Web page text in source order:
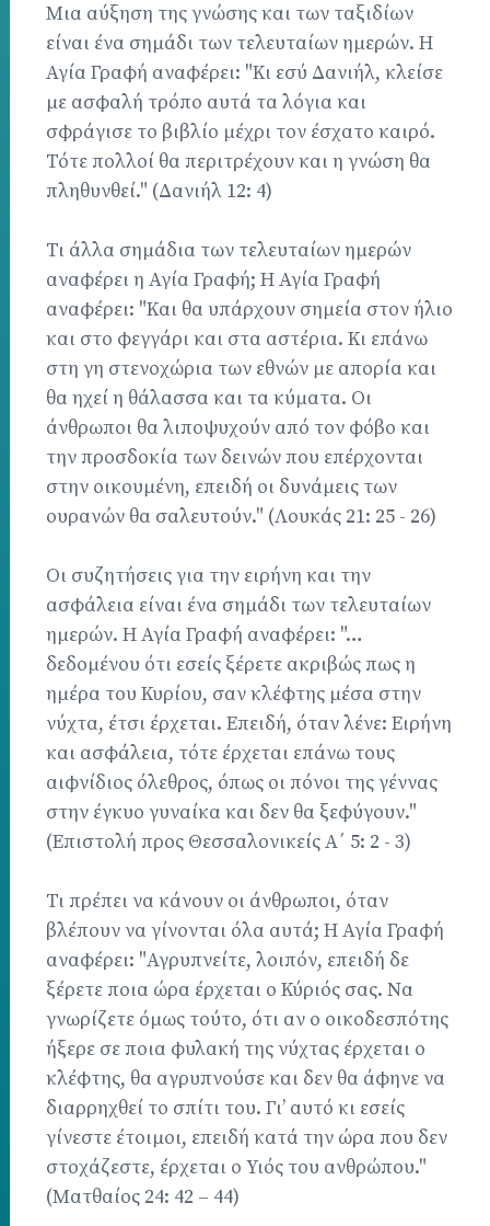
Μια αύξηση της γνώσης και των ταξιδίων
είναι ένα σημάδι των τελευταίων ημερών. Η
Αγία Γραφή αναφέρει: "Κι εσύ Δανιήλ, κλείσε
με ασφαλή τρόπο αυτά τα λόγια και
σφράγισε το βιβλίο μέχρι τον έσχατο καιρό.
Τότε πολλοί θα περιτρέχουν και η γνώση θα
πληθυνθεί." (Δανιήλ 12: 4)
Τι άλλα σημάδια των τελευταίων ημερών
αναφέρει η Αγία Γραφή; Η Αγία Γραφή
αναφέρει: "Και θα υπάρχουν σημεία στον ήλιο
και στο φεγγάρι και στα αστέρια. Κι επάνω
στη γη στενοχώρια των εθνών με απορία και
θα ηχεί η θάλασσα και τα κύματα. Οι
άνθρωποι θα λιποψυχούν από τον φόβο και
την προσδοκία των δεινών που επέρχονται
στην οικουμένη, επειδή οι δυνάμεις των
ουρανών θα σαλευτούν." (Λουκάς 21: 25 - 26)
Οι συζητήσεις για την ειρήνη και την
ασφάλεια είναι ένα σημάδι των τελευταίων
ημερών. Η Αγία Γραφή αναφέρει: "…
δεδομένου ότι εσείς ξέρετε ακριβώς πως η
ημέρα του Κυρίου, σαν κλέφτης μέσα στην
νύχτα, έτσι έρχεται. Επειδή, όταν λένε: Ειρήνη
και ασφάλεια, τότε έρχεται επάνω τους
αιφνίδιος όλεθρος, όπως οι πόνοι της γέννας
στην έγκυο γυναίκα και δεν θα ξεφύγουν."
(Επιστολή προς Θεσσαλονικείς Α΄ 5: 2 - 3)
Τι πρέπει να κάνουν οι άνθρωποι, όταν
βλέπουν να γίνονται όλα αυτά; Η Αγία Γραφή
αναφέρει: "Αγρυπνείτε, λοιπόν, επειδή δε
ξέρετε ποια ώρα έρχεται ο Κύριός σας. Να
γνωρίζετε όμως τούτο, ότι αν ο οικοδεσπότης
ήξερε σε ποια φυλακή της νύχτας έρχεται ο
κλέφτης, θα αγρυπνούσε και δεν θα άφηνε να
διαρρηχθεί το σπίτι του. Γι’ αυτό κι εσείς
γίνεστε έτοιμοι, επειδή κατά την ώρα που δεν
στοχάζεστε, έρχεται ο Υιός του ανθρώπου."
(Ματθαίος 24: 42 – 44)